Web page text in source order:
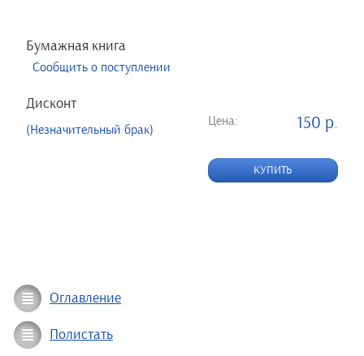
Бумажная книга
Сообщить о поступлении
Дисконт
(Незначительный брак)
Цена: 150 р.
КУПИТЬ
Оглавление
Полистать